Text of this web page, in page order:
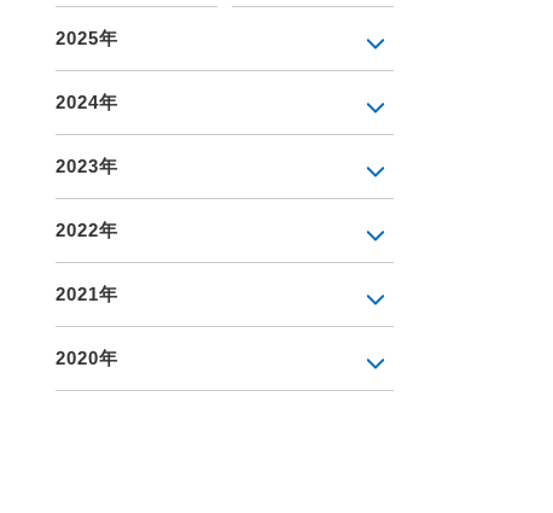
2025年
2024年
2023年
2022年
2021年
2020年